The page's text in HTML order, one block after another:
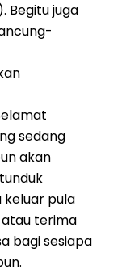
Begitu juga
sedang
akan
keluar pula
terima
bagi sesiapa